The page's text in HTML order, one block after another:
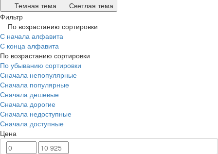
Темная тема
Светлая тема
Фильтр
По возрастанию сортировки
С начала алфавита
С конца алфавита
По возрастанию сортировки
По убыванию сортировки
Сначала непопулярные
Сначала популярные
Сначала дешевые
Сначала дорогие
Сначала недоступные
Сначала доступные
Цена